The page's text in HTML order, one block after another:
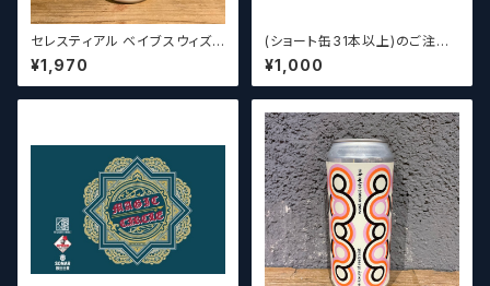
セレスティアル ベイブスウィズ
ザパワー / Celestial Beerwo
rks Babes With the Power
¥1,970
(ショート缶31本以上)のご注文
の場合いこちらをご購入くださ
い。 【クラフトビール】
¥1,000